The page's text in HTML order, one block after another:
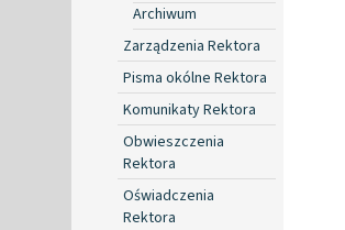
Archiwum
Zarządzenia Rektora
Pisma okólne Rektora
Komunikaty Rektora
Obwieszczenia
Rektora
Oświadczenia
Rektora